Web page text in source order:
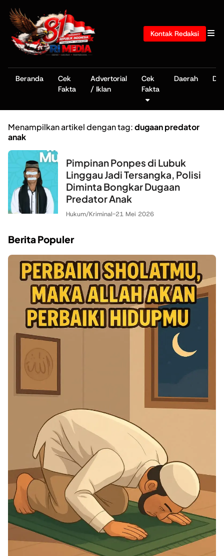
Kontak Redaksi
Beranda
Cek
Fakta
Advertorial
/ Iklan
Cek
Fakta
Daerah
Menampilkan artikel dengan tag:dugaan predator
anak
Pimpinan Ponpes di Lubuk
Linggau Jadi Tersangka, Polisi
Diminta Bongkar Dugaan
Predator Anak
Hukum/Kriminal-21 Mei 2026
Berita Populer